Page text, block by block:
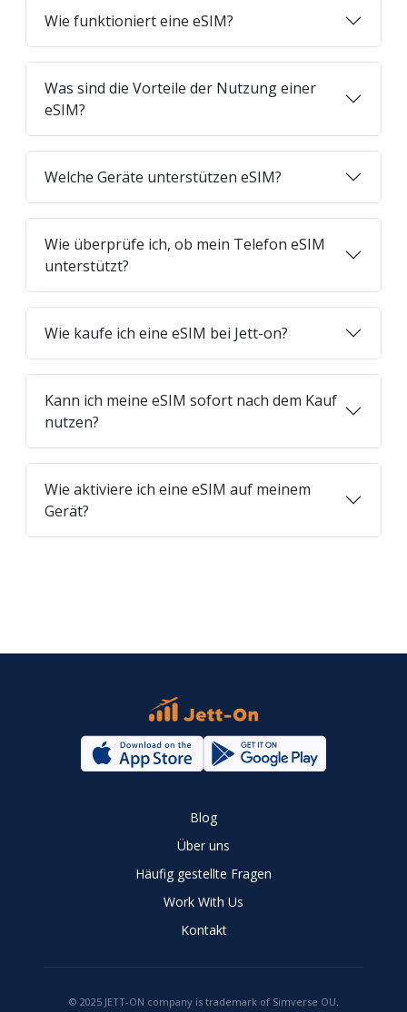
Wie funktioniert eine eSIM?
Was sind die Vorteile der Nutzung einer
eSIM?
Welche Geräte unterstützen eSIM?
Wie überprüfe ich, ob mein Telefon eSIM
unterstützt?
Wie kaufe ich eine eSIM bei Jett-on?
Kann ich meine eSIM sofort nach dem Kauf
nutzen?
Wie aktiviere ich eine eSIM auf meinem
Gerät?
Blog
Über uns
Häufig gestellte Fragen
Work With Us
Kontakt
© 2025 JETT-ON company is trademark of Simverse OU.